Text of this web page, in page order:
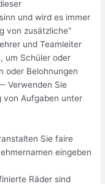
und wird es immer
von zusätzliche”
und Teamleiter
um Schüler oder
oder Belohnungen
Verwenden Sie
von Aufgaben unter
Sie faire
eingeben
Räder sind